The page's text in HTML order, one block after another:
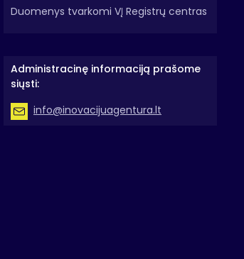
Duomenys tvarkomi VĮ Registrų centras
Administracinę informaciją prašome
siųsti:
info@inovacijuagentura.lt